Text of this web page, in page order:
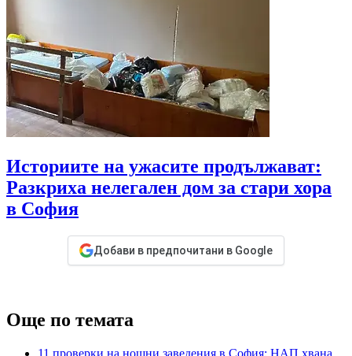
Историите на ужасите продължават:
Разкриха нелегален дом за стари хора
в София
Добави в предпочитани в Google
Още по темата
11 проверки на нощни заведения в София: НАП хвана